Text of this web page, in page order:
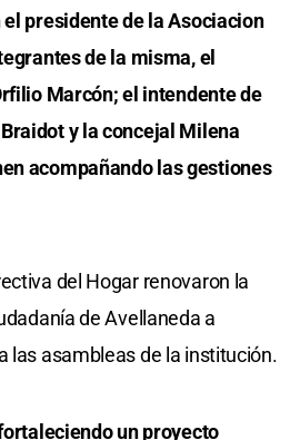
presidente de la Asociacion
de la misma, el
Marcón; el intendente de
y la concejal Milena
acompañando las gestiones
del Hogar renovaron la
de Avellaneda a
las asambleas de la institución.
un proyecto